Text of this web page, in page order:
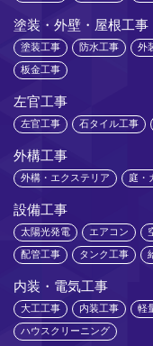
塗装・外壁・屋根工事
塗装工事 防水工事 外
板金工事
左官工事
左官工事 石タイル工事
外構工事
外構・エクステリア 庭・
設備工事
太陽光発電 エアコン
配管工事 タンク工事
内装・電気工事
大工工事 内装工事 軽
ハウスクリーニング